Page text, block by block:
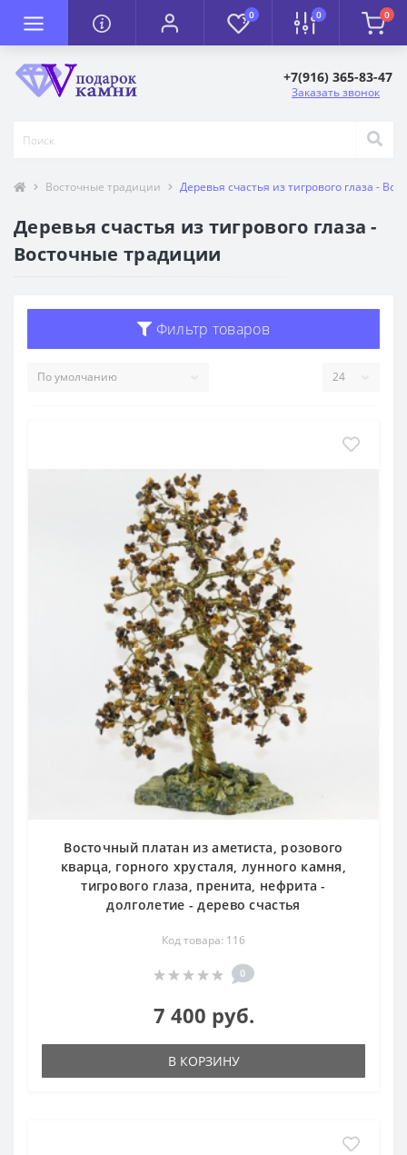
0 0 0
+7(916) 365-83-47
Заказать звонок
Восточные традиции Деревья счастья из тигрового глаза -
Деревья счастья из тигрового глаза -
Восточные традиции
Фильтр товаров
Восточный платан из аметиста, розового
кварца, горного хрусталя, лунного камня,
тигрового глаза, пренита, нефрита -
долголетие - дерево счастья
Код товара: 116
0
7 400 руб.
В КОРЗИНУ